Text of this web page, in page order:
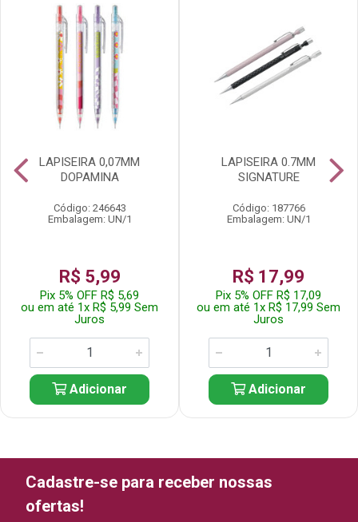
LAPISEIRA 0,07MM
DOPAMINA
Código: 246643
Embalagem: UN/1
R$ 5,99
Pix 5% OFF R$ 5,69
ou em até 1x R$ 5,99 Sem
Juros
Adicionar
LAPISEIRA 0.7MM
SIGNATURE
Código: 187766
Embalagem: UN/1
R$ 17,99
Pix 5% OFF R$ 17,09
ou em até 1x R$ 17,99 Sem
Juros
Adicionar
Cadastre-se para receber nossas
ofertas!